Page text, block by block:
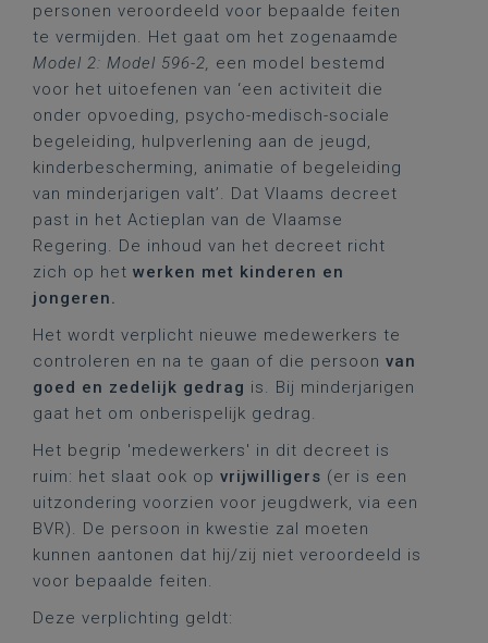
personen veroordeeld voor bepaalde feiten
te vermijden. Het gaat om het zogenaamde
Model 2: Model 596-2, een model bestemd
voor het uitoefenen van ‘een activiteit die
onder opvoeding, psycho-medisch-sociale
begeleiding, hulpverlening aan de jeugd,
kinderbescherming, animatie of begeleiding
van minderjarigen valt’. Dat Vlaams decreet
past in het Actieplan van de Vlaamse
Regering. De inhoud van het decreet richt
zich op het werken met kinderen en
jongeren.
Het wordt verplicht nieuwe medewerkers te
controleren en na te gaan of die persoon van
goed en zedelijk gedrag is. Bij minderjarigen
gaat het om onberispelijk gedrag.
Het begrip 'medewerkers' in dit decreet is
ruim: het slaat ook op vrijwilligers (er is een
uitzondering voorzien voor jeugdwerk, via een
BVR). De persoon in kwestie zal moeten
kunnen aantonen dat hij/zij niet veroordeeld is
voor bepaalde feiten.
Deze verplichting geldt: